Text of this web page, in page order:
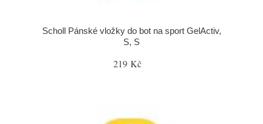
Scholl Pánské vložky do bot na sport GelActiv,
S, S
219 Kč